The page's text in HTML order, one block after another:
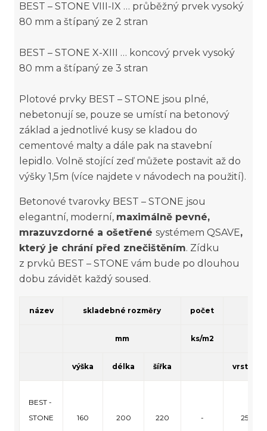
BEST – STONE VIII-IX … průběžný prvek vysoký
80 mm a štípaný ze 2 stran
BEST – STONE X-XIII … koncový prvek vysoký
80 mm a štípaný ze 3 stran
Plotové prvky BEST – STONE jsou plné,
nebetonují se, pouze se umístí na betonový
základ a jednotlivé kusy se kladou do
cementové malty a dále pak na stavební
lepidlo. Volně stojící zeď můžete postavit až do
výšky 1,5m (více najdete v návodech na použití).
Betonové tvarovky BEST – STONE jsou
elegantní, moderní, maximálně pevné,
mrazuvzdorné a ošetřené systémem QSAVE,
který je chrání před znečištěním. Zídku
z prvků BEST – STONE vám bude po dlouhou
dobu závidět každý soused.
název skladebné rozměry počet
mm ks/m2
výška délka šířka vrstva
BEST -
STONE
160 200 220 - 25